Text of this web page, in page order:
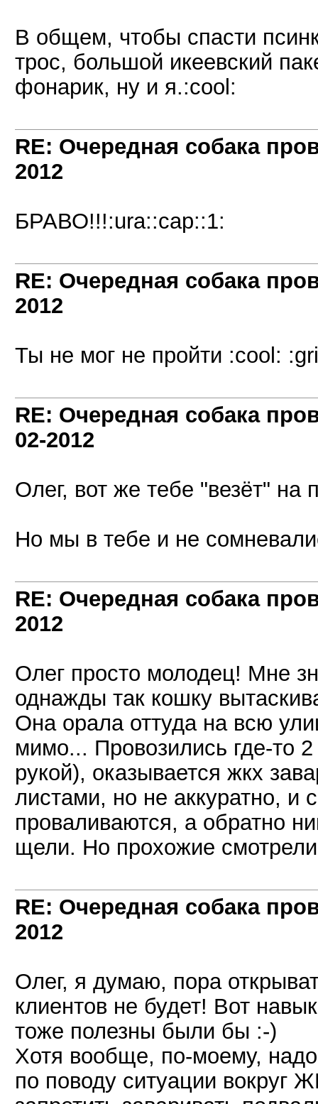
В общем, чтобы спасти
трос, большой икеевский
фонарик, ну и я.:cool:
RE: Очередная собака
2012
БРАВО!!!:ura::cap::1:
RE: Очередная собака
2012
Ты не мог не пройти :cool:
RE: Очередная собака
02-2012
Олег, вот же тебе "везёт" на
Но мы в тебе и не
RE: Очередная собака
2012
Олег просто молодец! Мне
однажды так кошку
Она орала оттуда на всю
мимо... Провозились где-то
рукой), оказывается жкх
листами, но не аккуратно,
проваливаются, а обратно
щели. Но прохожие
RE: Очередная собака
2012
Олег, я думаю, пора
клиентов не будет! Вот
тоже полезны были бы :-)
Хотя вообще, по-моему,
по поводу ситуации вокруг